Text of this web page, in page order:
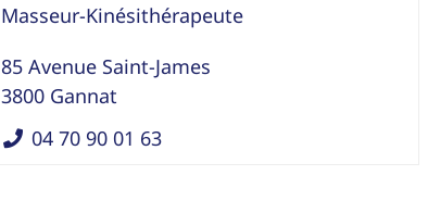
Masseur-Kinésithérapeute
85 Avenue Saint-James
3800 Gannat
04 70 90 01 63